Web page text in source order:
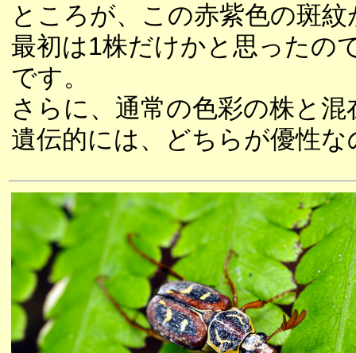
ところが、この赤紫色の斑
最初は1株だけかと思ったの
です。
さらに、通常の色彩の株と
遺伝的には、どちらが優性